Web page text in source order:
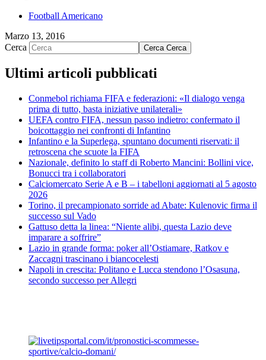
Football Americano
Marzo 13, 2016
Cerca
Cerca Cerca
Ultimi articoli pubblicati
Conmebol richiama FIFA e federazioni: «Il dialogo venga
prima di tutto, basta iniziative unilaterali»
UEFA contro FIFA, nessun passo indietro: confermato il
boicottaggio nei confronti di Infantino
Infantino e la Superlega, spuntano documenti riservati: il
retroscena che scuote la FIFA
Nazionale, definito lo staff di Roberto Mancini: Bollini vice,
Bonucci tra i collaboratori
Calciomercato Serie A e B – i tabelloni aggiornati al 5 agosto
2026
Torino, il precampionato sorride ad Abate: Kulenovic firma il
successo sul Vado
Gattuso detta la linea: “Niente alibi, questa Lazio deve
imparare a soffrire”
Lazio in grande forma: poker all’Ostiamare, Ratkov e
Zaccagni trascinano i biancocelesti
Napoli in crescita: Politano e Lucca stendono l’Osasuna,
secondo successo per Allegri